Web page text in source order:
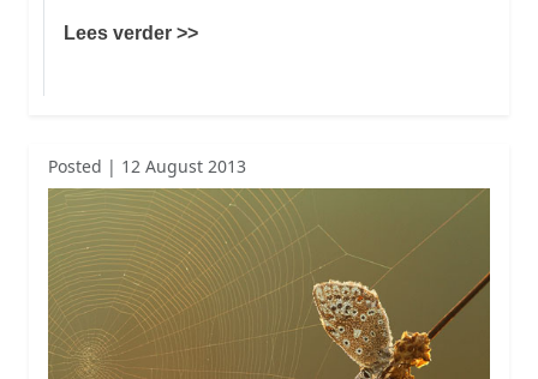
Lees verder >>
Posted | 12 August 2013